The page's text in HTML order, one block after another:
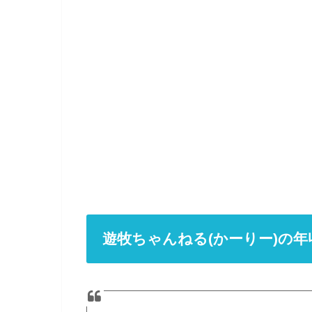
遊牧ちゃんねる(かーりー)の年